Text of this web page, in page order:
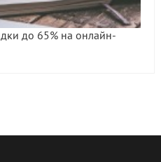
до 65% на онлайн-